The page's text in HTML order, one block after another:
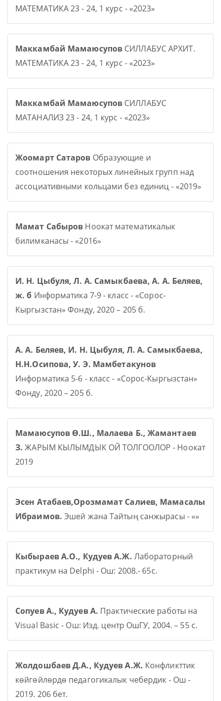
МАТЕМАТИКА 23 - 24, 1 курс - «2023»
Маккамбай Мамаюсупов СИЛЛАБУС АРХИТ.
МАТЕМАТИКА 23 - 24, 1 курс - «2023»
Маккамбай Мамаюсупов СИЛЛАБУС
МАТАНАЛИЗ 23 - 24, 1 курс - «2023»
Жоомарт Сатаров Образующие и
соотношения некоторых линейных групп над
ассоциативными кольцами без единиц - «2019»
Мамат Сабыров Ноокат математикалык
билимканасы - «2016»
И. Н. Цыбуля, Л. А. Самыкбаева, А. А. Беляев,
ж. б Информатика 7-9 - класс - «Сорос-
Кыргызстан» Фонду, 2020 – 205 б.
А. А. Беляев, И. Н. Цыбуля, Л. А. Самыкбаева,
Н.Н.Осипова, У. Э. Мамбетакунов
Информатика 5-6 - класс - «Сорос-Кыргызстан»
Фонду, 2020 – 205 б.
Мамаюсупов Ө.Ш., Малаева Б., Жамантаев
З. ЖАРЫМ КЫЛЫМДЫК ОЙ ТОЛГООЛОР - Ноокат
2019
Эсен Атабаев,Орозмамат Салиев, Мамасалы
Ибраимов. Эшей жана Тайтың санжырасы - «»
Кыбыраев А.О., Кудуев А.Ж. Лабораторный
практикум на Delphi - Ош: 2008.- 65с.
Сопуев А., Кудуев А. Практические работы на
Visual Basic - Ош: Изд. центр ОшГУ, 2004. – 55 с.
Жолдошбаев Д.А., Кудуев А.Ж. Конфликттик
көйгөйлөрдө педагогикалык чебердик - Ош -
2019. 206 бет.